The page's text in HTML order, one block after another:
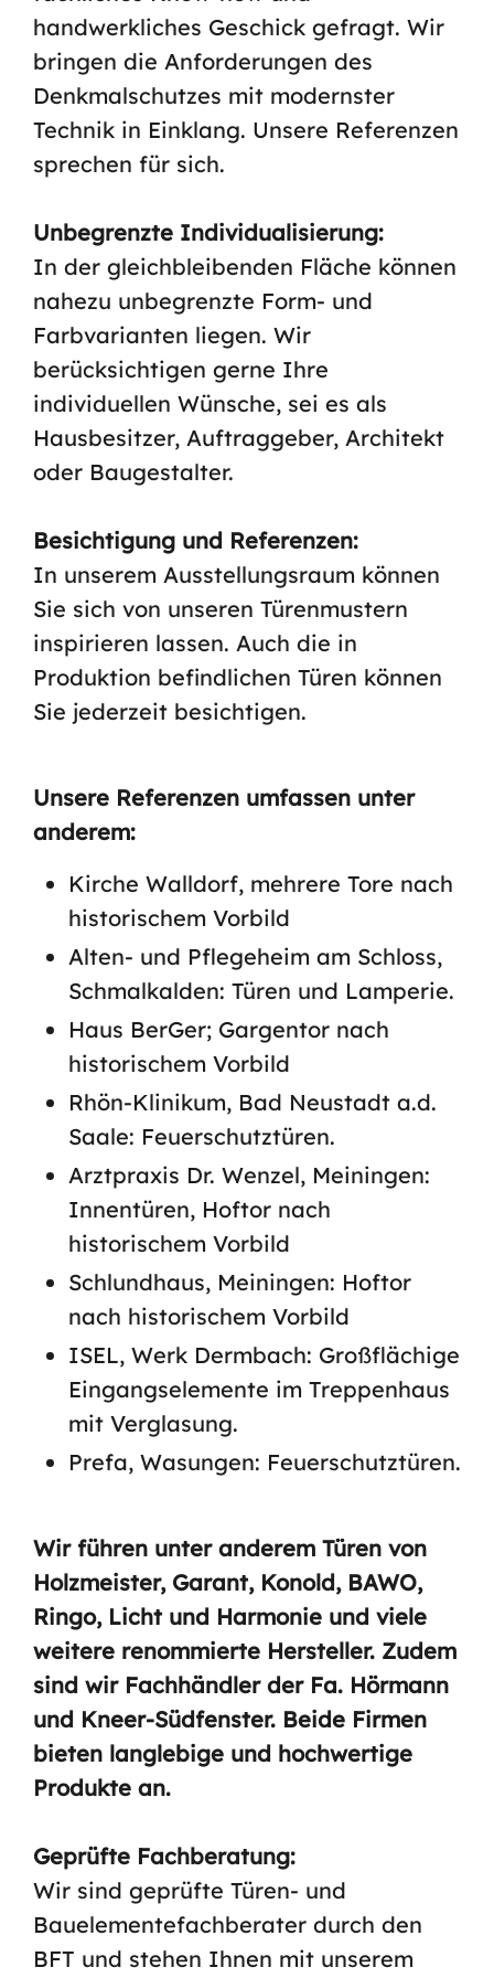
handwerkliches Geschick gefragt. Wir
bringen die Anforderungen des
Denkmalschutzes mit modernster
Technik in Einklang. Unsere Referenzen
sprechen für sich.
Unbegrenzte Individualisierung:
In der gleichbleibenden Fläche können
nahezu unbegrenzte Form- und
Farbvarianten liegen. Wir
berücksichtigen gerne Ihre
individuellen Wünsche, sei es als
Hausbesitzer, Auftraggeber, Architekt
oder Baugestalter.
Besichtigung und Referenzen:
In unserem Ausstellungsraum können
Sie sich von unseren Türenmustern
inspirieren lassen. Auch die in
Produktion befindlichen Türen können
Sie jederzeit besichtigen.
Unsere Referenzen umfassen unter
anderem:
Kirche Walldorf, mehrere Tore nach
historischem Vorbild
Alten- und Pflegeheim am Schloss,
Schmalkalden: Türen und Lamperie.
Haus BerGer; Gargentor nach
historischem Vorbild
Rhön-Klinikum, Bad Neustadt a.d.
Saale: Feuerschutztüren.
Arztpraxis Dr. Wenzel, Meiningen:
Innentüren, Hoftor nach
historischem Vorbild
Schlundhaus, Meiningen: Hoftor
nach historischem Vorbild
ISEL, Werk Dermbach: Großflächige
Eingangselemente im Treppenhaus
mit Verglasung.
Prefa, Wasungen: Feuerschutztüren.
Wir führen unter anderem Türen von
Holzmeister, Garant, Konold, BAWO,
Ringo, Licht und Harmonie und viele
weitere renommierte Hersteller. Zudem
sind wir Fachhändler der Fa. Hörmann
und Kneer-Südfenster. Beide Firmen
bieten langlebige und hochwertige
Produkte an.
Geprüfte Fachberatung:
Wir sind geprüfte Türen- und
Bauelementefachberater durch den
BFT und stehen Ihnen mit unserem